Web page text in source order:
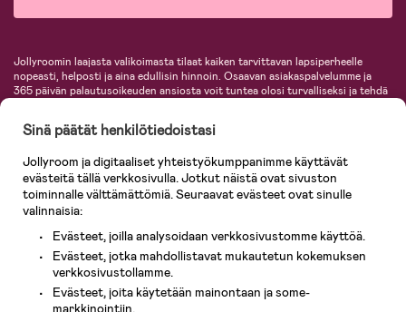
Jollyroomin laajasta valikoimasta tilaat kaiken tarvittavan lapsiperheelle
nopeasti, helposti ja aina edullisin hinnoin. Osaavan asiakaspalvelumme ja
365 päivän palautusoikeuden ansiosta voit tuntea olosi turvalliseksi ja tehdä
lastentarvikkeita sekä paljon muuta. Meiltä löydät lukuisia tunnettuja
KidKraft, Ergobaby, Philips Avent, Neonate, Cybex, LEGO ja monia muita!
Tervetuloa shoppailemaan Pohjoismaiden suurimpaan lastentarvikkeiden
verkkokauppaan!
Sinä päätät henkilötiedoistasi
Jollyroom ja digitaaliset yhteistyökumppanimme käyttävät
evästeitä tällä verkkosivulla. Jotkut näistä ovat sivuston
toiminnalle välttämättömiä. Seuraavat evästeet ovat sinulle
valinnaisia:
Evästeet, joilla analysoidaan verkkosivustomme käyttöä.
Evästeet, jotka mahdollistavat mukautetun kokemuksen
verkkosivustollamme.
Evästeet, joita käytetään mainontaan ja some-
markkinointiin.